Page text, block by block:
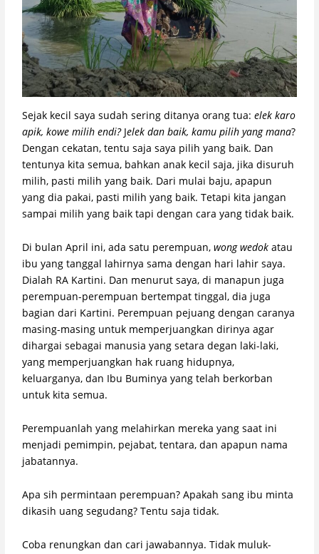
Sejak kecil saya sudah sering ditanya orang tua:elek karo
apik, kowe milih endi?Jelek dan baik, kamu pilih yang mana?
Dengan cekatan, tentu saja saya pilih yang baik. Dan
tentunya kita semua, bahkan anak kecil saja, jika disuruh
milih, pasti milih yang baik. Dari mulai baju, apapun
yang dia pakai, pasti milih yang baik. Tetapi kita jangan
sampai milih yang baik tapi dengan cara yang tidak baik.
Di bulan April ini, ada satu perempuan,wong wedok atau
ibu yang tanggal lahirnya sama dengan hari lahir saya.
Dialah RA Kartini. Dan menurut saya, di manapun juga
perempuan-perempuan bertempat tinggal, dia juga
bagian dari Kartini. Perempuan pejuang dengan caranya
masing-masing untuk memperjuangkan dirinya agar
dihargai sebagai manusia yang setara degan laki-laki,
yang memperjuangkan hak ruang hidupnya,
keluarganya, dan Ibu Buminya yang telah berkorban
untuk kita semua.
Perempuanlah yang melahirkan mereka yang saat ini
menjadi pemimpin, pejabat, tentara, dan apapun nama
jabatannya.
Apa sih permintaan perempuan? Apakah sang ibu minta
dikasih uang segudang? Tentu saja tidak.
Coba renungkan dan cari jawabannya. Tidak muluk-